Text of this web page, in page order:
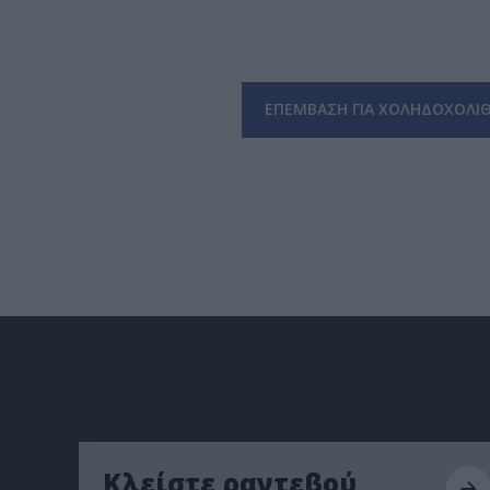
ΕΠΕΜΒΑΣΗ ΓΙΑ
Κλείστε ραντεβού